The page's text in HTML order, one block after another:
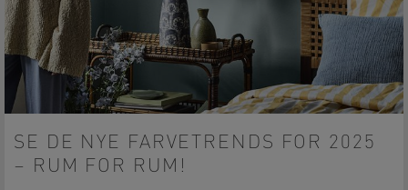
SE DE NYE FARVETRENDS FOR 2025
– RUM FOR RUM!